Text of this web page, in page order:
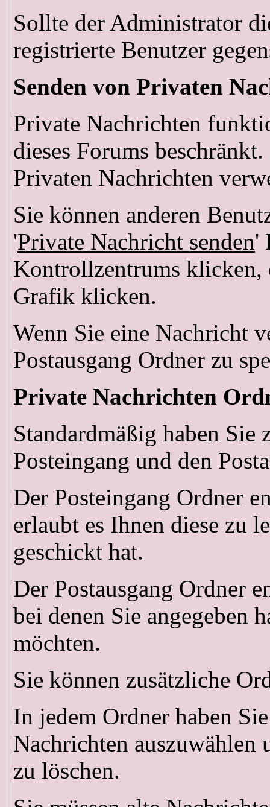
Sollte der Administrator
registrierte Benutzer
Senden von Privaten
Private Nachrichten
dieses Forums
Privaten Nachrichten
Sie können anderen
'Private Nachricht senden'
Kontrollzentrums klicken,
Grafik klicken.
Wenn Sie eine Nachricht
Postausgang Ordner zu
Private Nachrichten
Standardmäßig haben
Posteingang und den
Der Posteingang Ordner
erlaubt es Ihnen diese zu
geschickt hat.
Der Postausgang Ordner
bei denen Sie angegeben
möchten.
Sie können zusätzliche
In jedem Ordner haben
Nachrichten auszuwählen
zu löschen.